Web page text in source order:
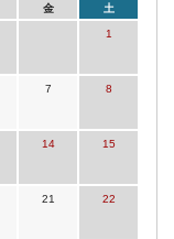
金 土
1
7 8
14 15
21 22